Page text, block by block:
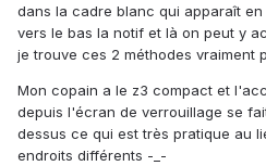
dans la cadre blanc qui apparaît
vers le bas la notif et là on peut y
je trouve ces 2 méthodes vraiment
Mon copain a le z3 compact et
depuis l'écran de verrouillage se
dessus ce qui est très pratique au
endroits différents -_-